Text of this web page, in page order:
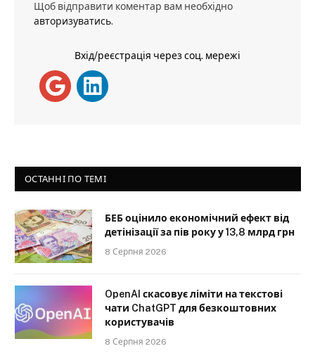
Щоб відправити коментар вам необхідно
авторизуватись.
Вхід/реєстрація через соц. мережі
ОСТАННІ ПО ТЕМІ
БЕБ оцінило економічний ефект від
детінізації за пів року у 13,8 млрд грн
8 Серпня 2026
OpenAI скасовує ліміти на текстові
чати ChatGPT для безкоштовних
користувачів
8 Серпня 2026